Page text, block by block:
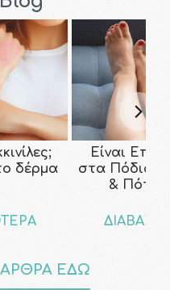
δέρμα
Είναι
στα Πόδια;
& Πότε
ΕΔΩ